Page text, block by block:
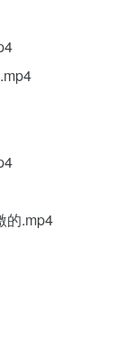
的.mp4